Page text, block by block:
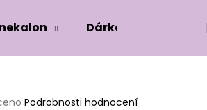
Dárková edice
Podrobnosti hodnocení